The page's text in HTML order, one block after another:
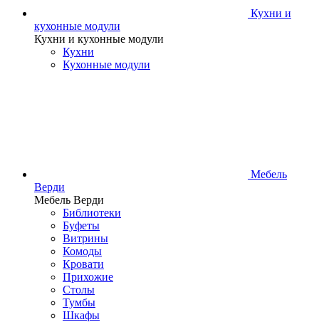
Кухни и
кухонные модули
Кухни и кухонные модули
Кухни
Кухонные модули
Мебель
Верди
Мебель Верди
Библиотеки
Буфеты
Витрины
Комоды
Кровати
Прихожие
Столы
Тумбы
Шкафы